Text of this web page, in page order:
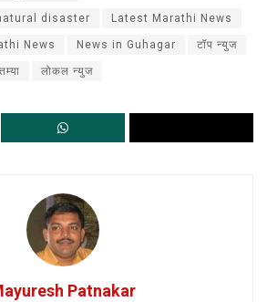
disaster Latest Marathi News
News News in Guhagar टॉप न्युज
लोकल न्युज
Patnakar